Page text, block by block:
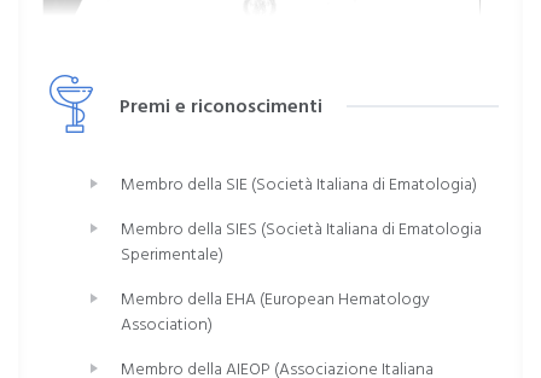
Premi e riconoscimenti
Membro della SIE (Società Italiana di Ematologia)
Membro della SIES (Società Italiana di Ematologia
Sperimentale)
Membro della EHA (European Hematology
Association)
Membro della AIEOP (Associazione Italiana